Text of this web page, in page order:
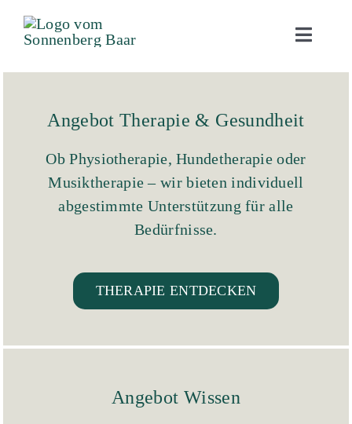
Zum
Inhalt
Toggle
Angebot
Kompetenzen
Über uns
Kontakt
Medien
Angebot Therapie & Gesundheit
Ob Physiotherapie, Hundetherapie oder
Musiktherapie – wir bieten individuell
abgestimmte Unterstützung für alle
Bedürfnisse.
THERAPIE ENTDECKEN
Angebot Wissen